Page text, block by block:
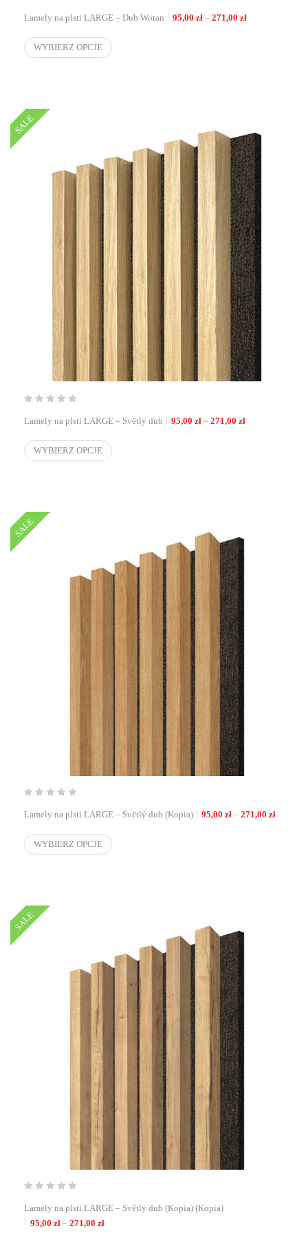
Lamely na plsti LARGE – Dub Wotan 95,00 zł – 271,00 złZakres cen: od
WYBIERZ OPCJE
SALE
Lamely na plsti LARGE – Světlý dub 95,00 zł – 271,00 złZakres cen: od
WYBIERZ OPCJE
SALE
Lamely na plsti LARGE – Světlý dub (Kopia) 95,00 zł – 271,00 złZakres
WYBIERZ OPCJE
SALE
Lamely na plsti LARGE – Světlý dub (Kopia) (Kopia)
95,00 zł – 271,00 złZakres cen: od 95,00 zł do 271,00 zł